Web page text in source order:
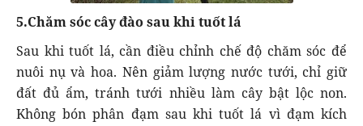
5.Chăm sóc cây đào sau khi tuốt lá
Sau khi tuốt lá, cần điều chỉnh chế độ chăm sóc để
nuôi nụ và hoa. Nên giảm lượng nước tưới, chỉ giữ
đất đủ ẩm, tránh tưới nhiều làm cây bật lộc non.
Không bón phân đạm sau khi tuốt lá vì đạm kích